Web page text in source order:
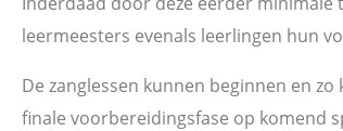
leermeesters evenals leerlingen hun
De zanglessen kunnen beginnen en
finale voorbereidingsfase op komend